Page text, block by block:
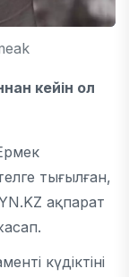
кейін ол
тығылған,
ақпарат
күдіктіні